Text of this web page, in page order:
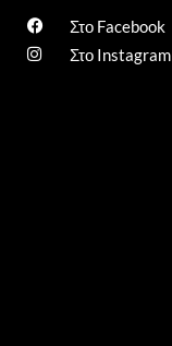
Στο Facebook
Στο Instagram